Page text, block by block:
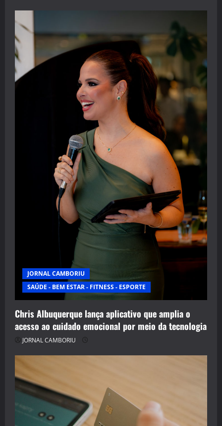
JORNAL CAMBORIU
SAÚDE - BEM ESTAR - FITNESS - ESPORTE
Chris Albuquerque lança aplicativo que amplia o
acesso ao cuidado emocional por meio da tecnologia
JORNAL CAMBORIU